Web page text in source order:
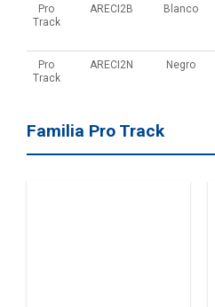
Pro
Track
ARECI2B Blanco
Pro
Track
ARECI2N Negro
Familia Pro Track